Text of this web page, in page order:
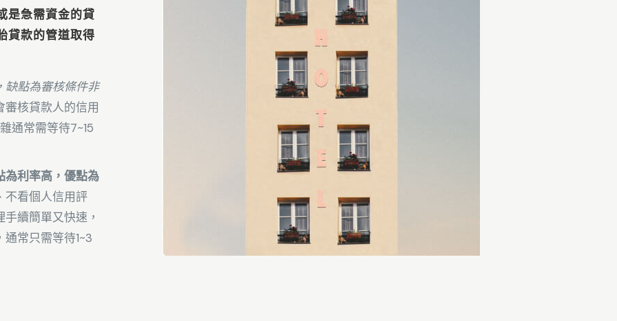
是急需資金的貸
貸款的管道取得
缺點為審核條件非
核貸款人的信用
通常需等待7~15
為利率高，優點為
不看個人信用評
續簡單又快速，
常只需等待1~3